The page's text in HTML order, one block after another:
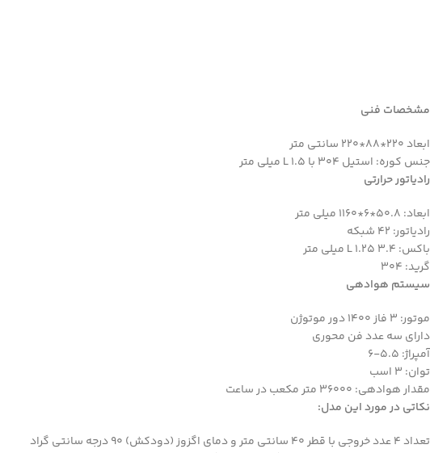
مشخصات فنی
ابعاد 220*88*220 سانتی متر
جنس کوره: استیل 304 با L 1.5 میلی متر
رادیاتور حرارتی
ابعاد: 50.8*6*1160 میلی متر
رادیاتور: 42 شبکه
باکس: L 1.25 3.4 میلی متر
گرید: 304
سیستم هوادهی
موتور: 3 فاز 1400 دور موتوژن
دارای سه عدد فن محوری
آمپراژ: 5.5-6
توان: 3 اسب
مقدار هوادهی: 36000 متر مکعب در ساعت
نکاتی در مورد این مدل:
تعداد 4 عدد خروجی با قطر 40 سانتی متر و دمای اگزوز (دودکش) 90 درجه سانتی گراد